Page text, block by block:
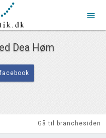
menu
Dea Høm
Gå til branchesiden